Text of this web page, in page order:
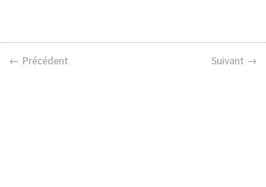
← Précédent Suivant →